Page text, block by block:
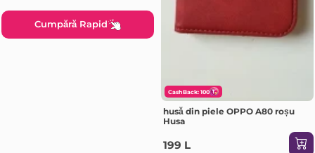
Cumpără Rapid
CashBack: 100
husă din piele OPPO A80 roșu
Husa
199 L